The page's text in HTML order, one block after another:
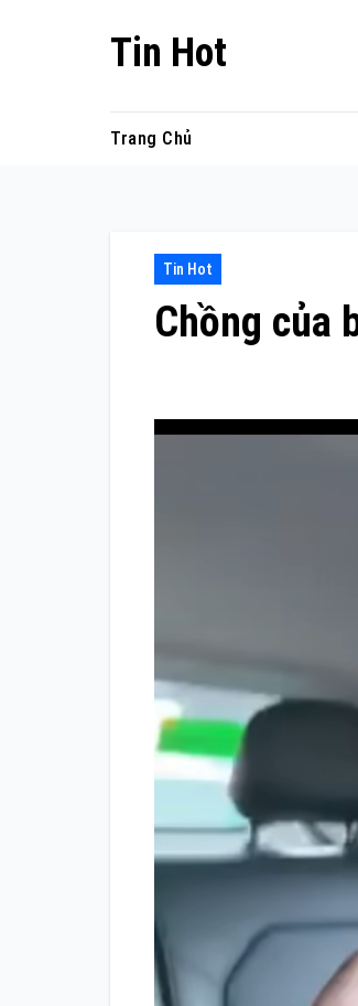
Tin Hot
Trang Chủ
Tin Hot
Chồng của